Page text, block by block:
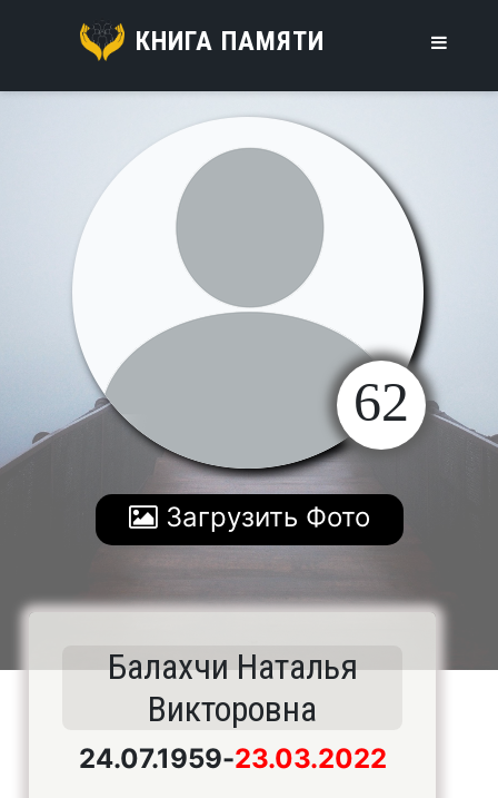
КНИГА ПАМЯТИ
62
Загрузить Фото
Балахчи Наталья
Викторовна
24.07.1959-23.03.2022